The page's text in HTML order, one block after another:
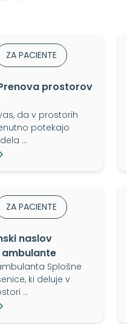
ZA PACIENTE
Prenova prostorov
da v prostorih
potekajo
…
ZA PACIENTE
naslov
Splošne
ki deluje v
…